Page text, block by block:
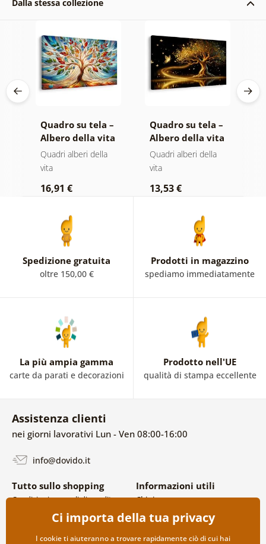
Dalla stessa collezione
Quadro su tela –
Albero della vita
in vetrata
colorata
Quadri alberi della
vita
16,91 €
Quadro su tela –
Albero della vita
magia dorata
Quadri alberi della
vita
13,53 €
Spedizione gratuita
oltre 150,00 €
Prodotti in magazzino
spediamo immediatamente
La più ampia gamma
carte da parati e decorazioni
Prodotto nell'UE
qualità di stampa eccellente
Assistenza clienti
nei giorni lavorativi Lun - Ven 08:00-16:00
info@dovido.it
Tutto sullo shopping
Condizioni generali di vendita e
Politica sulla privacy
Opzioni di spedizione e
Informazioni utili
Chi siamo
FAQ
Contatti
Collaborazione all’ingrosso
Ci importa della tua privacy
I cookie ti aiuteranno a trovare rapidamente ciò di cui hai